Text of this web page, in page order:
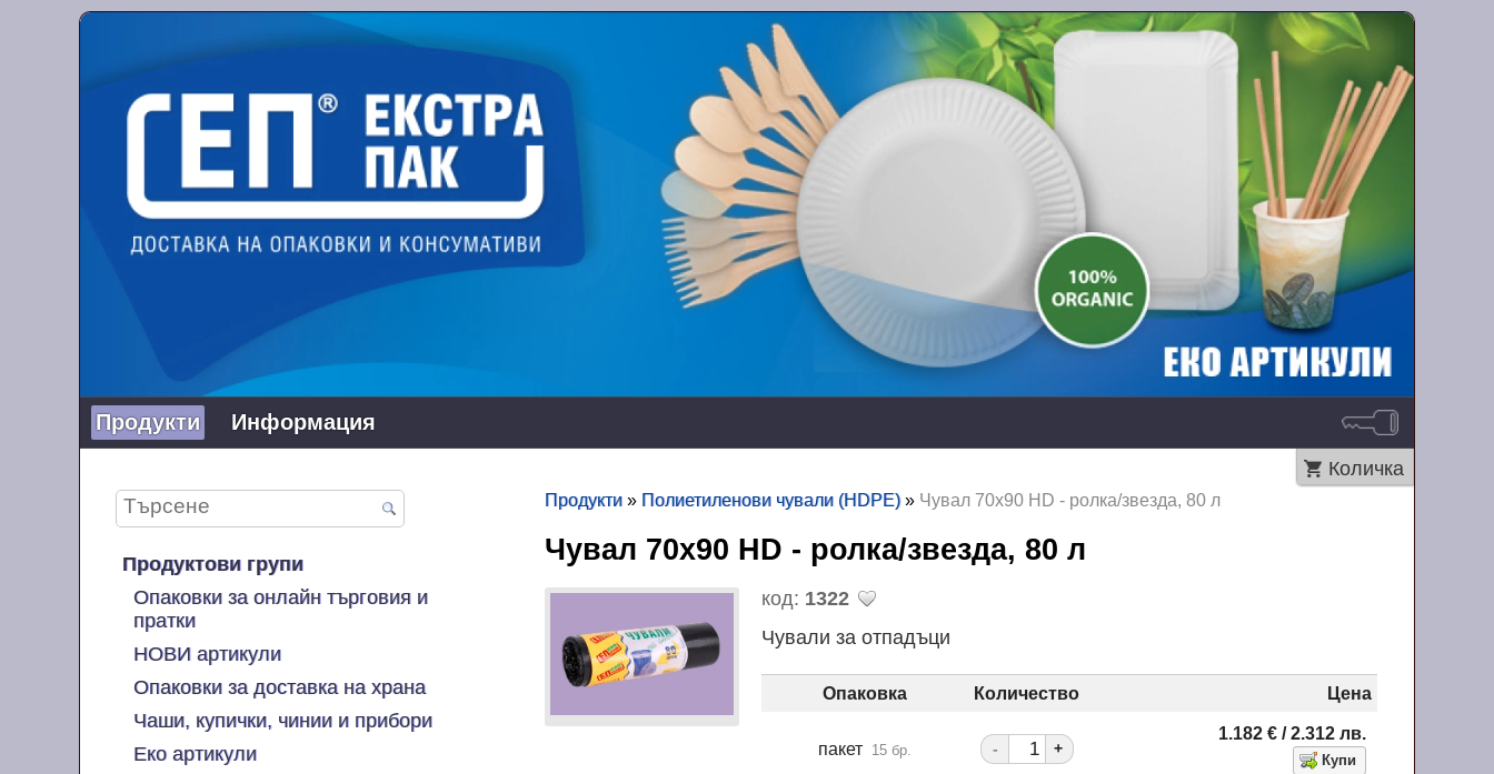
Продукти Информация
Количка
Продуктови групи
Опаковки за онлайн търговия и
пратки
НОВИ артикули
Опаковки за доставка на храна
Чаши, купички, чинии и прибори
Еко артикули
Продукти » Полиетиленови чували (HDPE)» Чувал 70х90 HD - ролка/звезда, 80 л
Чувал 70х90 HD - ролка/звезда, 80 л
код: 1322
Чували за отпадъци
Опаковка Количество Цена
пакет 15 бр. - +
1.182€ / 2.312лв.